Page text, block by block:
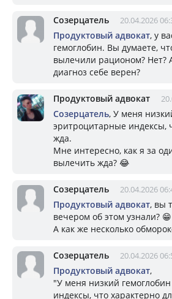
Созерцатель 20.04.2026
Продуктовый адвокат, у
гемоглобин. Вы думаете,
вылечили рационом? Нет?
диагноз себе верен?
Продуктовый адвокат
Созерцатель, У меня
эритроцитарные индексы,
жда.
Мне интересно, как я за
вылечить жда? 😂
Созерцатель 20.04.2026
Продуктовый адвокат, вы
вечером об этом узнали? 😁
А как же несколько
Созерцатель 20.04.2026
Продуктовый адвокат,
"У меня низкий
индексы, что характерно